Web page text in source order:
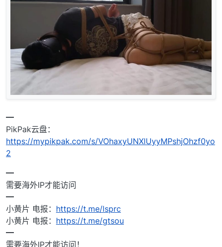
━
PikPak云盘：
https://mypikpak.com/s/VOhaxyUNXlUyyMPshjOhzf0yo
2
━
需要海外IP才能访问
━
小黄片 电报： https://t.me/lsprc
小黄片 电报： https://t.me/gtsou
━
需要海外IP才能访问！